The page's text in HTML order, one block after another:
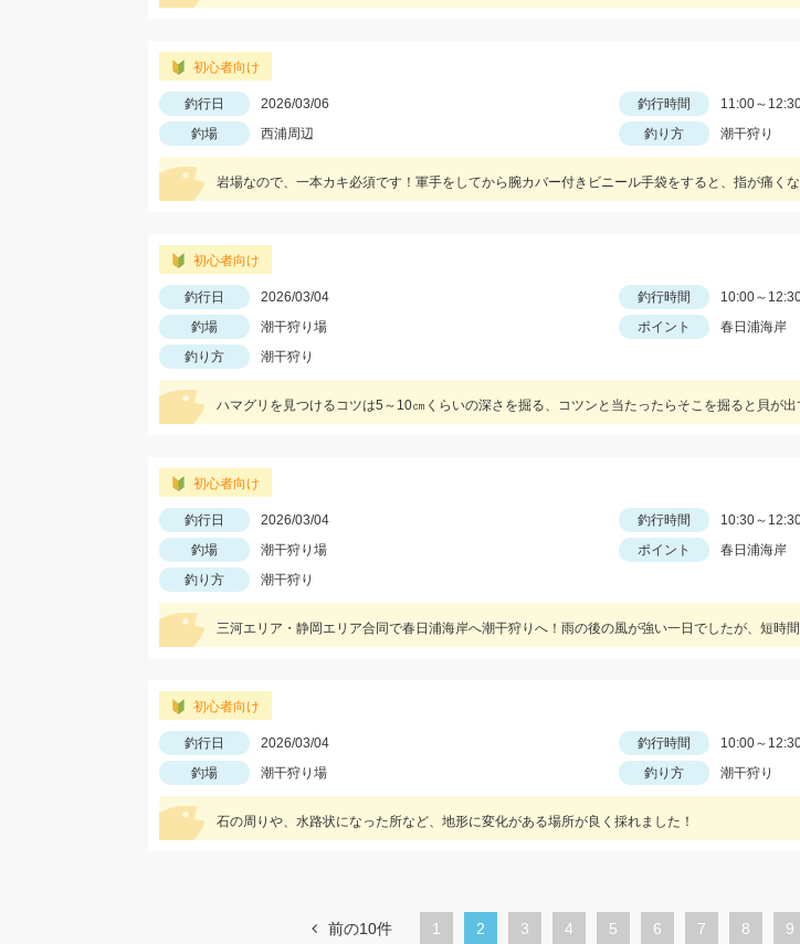
初心者向け
釣行日 2026/03/06 釣行時間
11:00～
釣場
西浦周辺 釣り方 潮干狩り
岩場なので、一本カキ必須です！軍手をしてから腕カバー付きビニール手袋をすると、指が痛く
初心者向け
釣行日 2026/03/04 釣行時間
10:00～
釣場
潮干狩り場 ポイント
春日浦海岸
釣り方
潮干狩り
初心者向け
釣行日 2026/03/04 釣行時間
10:30～
釣場
潮干狩り場 ポイント
春日浦海岸
釣り方
潮干狩り
初心者向け
釣行日 2026/03/04 釣行時間
10:00～
釣場
潮干狩り場 釣り方 潮干狩り
石の周りや、水路状になった所など、地形に変化がある場所が良く採れました！
前の10件 1
カ
2
ペ
3
ペ
4
ペ
5
ペ
6
ペ
7
ペ
8 9